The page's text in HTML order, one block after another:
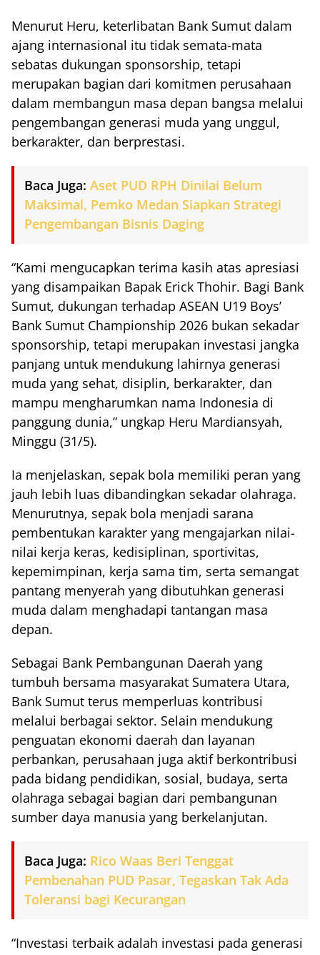
Menurut Heru, keterlibatan Bank Sumut dalam
ajang internasional itu tidak semata-mata
sebatas dukungan sponsorship, tetapi
merupakan bagian dari komitmen perusahaan
dalam membangun masa depan bangsa melalui
pengembangan generasi muda yang unggul,
berkarakter, dan berprestasi.
Baca Juga: Aset PUD RPH Dinilai Belum
Maksimal, Pemko Medan Siapkan Strategi
Pengembangan Bisnis Daging
“Kami mengucapkan terima kasih atas apresiasi
yang disampaikan Bapak Erick Thohir. Bagi Bank
Sumut, dukungan terhadap ASEAN U19 Boys’
Bank Sumut Championship 2026 bukan sekadar
sponsorship, tetapi merupakan investasi jangka
panjang untuk mendukung lahirnya generasi
muda yang sehat, disiplin, berkarakter, dan
mampu mengharumkan nama Indonesia di
panggung dunia,” ungkap Heru Mardiansyah,
Minggu (31/5).
Ia menjelaskan, sepak bola memiliki peran yang
jauh lebih luas dibandingkan sekadar olahraga.
Menurutnya, sepak bola menjadi sarana
pembentukan karakter yang mengajarkan nilai-
nilai kerja keras, kedisiplinan, sportivitas,
kepemimpinan, kerja sama tim, serta semangat
pantang menyerah yang dibutuhkan generasi
muda dalam menghadapi tantangan masa
depan.
Sebagai Bank Pembangunan Daerah yang
tumbuh bersama masyarakat Sumatera Utara,
Bank Sumut terus memperluas kontribusi
melalui berbagai sektor. Selain mendukung
penguatan ekonomi daerah dan layanan
perbankan, perusahaan juga aktif berkontribusi
pada bidang pendidikan, sosial, budaya, serta
olahraga sebagai bagian dari pembangunan
sumber daya manusia yang berkelanjutan.
Baca Juga: Rico Waas Beri Tenggat
Pembenahan PUD Pasar, Tegaskan Tak Ada
Toleransi bagi Kecurangan
“Investasi terbaik adalah investasi pada generasi